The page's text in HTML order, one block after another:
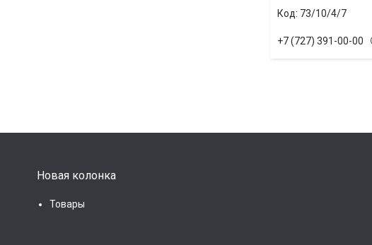
73/10/4/7
+7 (727) 391-00-00
Новая колонка
Товары